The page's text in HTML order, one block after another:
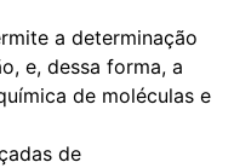
a determinação
e, dessa forma, a
de moléculas e
de